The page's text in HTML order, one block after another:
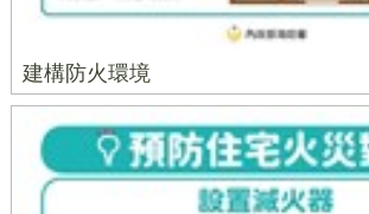
建構防火環境